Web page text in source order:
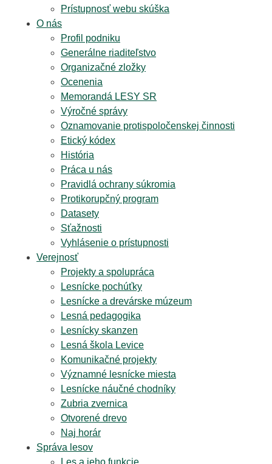
Prístupnosť webu skúška
O nás
Profil podniku
Generálne riaditeľstvo
Organizačné zložky
Ocenenia
Memorandá LESY SR
Výročné správy
Oznamovanie protispoločenskej činnosti
Etický kódex
História
Práca u nás
Pravidlá ochrany súkromia
Protikorupčný program
Datasety
Sťažnosti
Vyhlásenie o prístupnosti
Verejnosť
Projekty a spolupráca
Lesnícke pochúťky
Lesnícke a drevárske múzeum
Lesná pedagogika
Lesnícky skanzen
Lesná škola Levice
Komunikačné projekty
Významné lesnícke miesta
Lesnícke náučné chodníky
Zubria zvernica
Otvorené drevo
Naj horár
Správa lesov
Les a jeho funkcie